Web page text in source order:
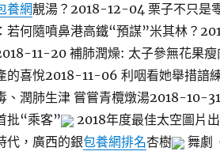
養網靚湯？2018-12-04 栗子不只是
若何隨噴鼻港高鐵“預謀”米其林？
11-20 補肺潤燥: 太子參無花果
的喜悅2018-11-06 利咽看她舉措諳
、潤肺生津 嘗嘗青欖燉湯2018-10-
批“乘客”
2018年度最佳太空圖片
代，廣西的銀包養網排名杏樹
舞劇